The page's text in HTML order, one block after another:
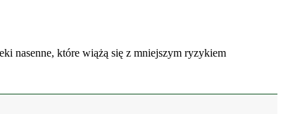
nasenne, które wiążą się z mniejszym ryzykiem